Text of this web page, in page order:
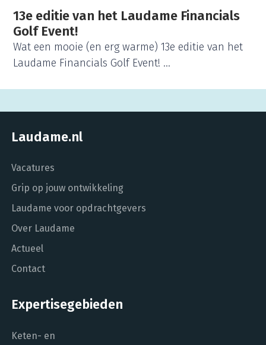
13e editie van het Laudame Financials
Golf Event!
Wat een mooie (en erg warme) 13e editie van het
Laudame Financials Golf Event! ...
Laudame.nl
Vacatures
Grip op jouw ontwikkeling
Laudame voor opdrachtgevers
Over Laudame
Actueel
Contact
Expertisegebieden
Keten- en